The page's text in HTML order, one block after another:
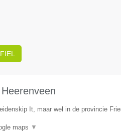
It, maar wel in de provincie
maps ▼